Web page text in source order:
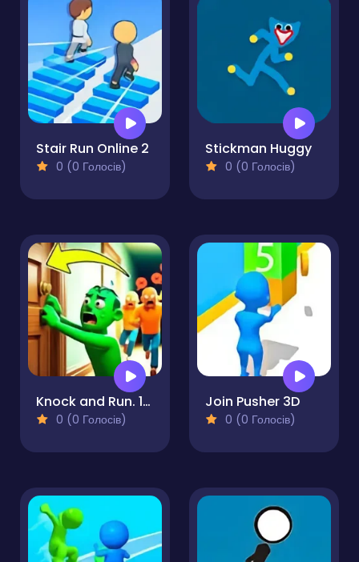
Stair Run Online 2
0 (0 Голосів)
Stickman Huggy
0 (0 Голосів)
Knock and Run. 100 Doors Escape
0 (0 Голосів)
Join Pusher 3D
0 (0 Голосів)